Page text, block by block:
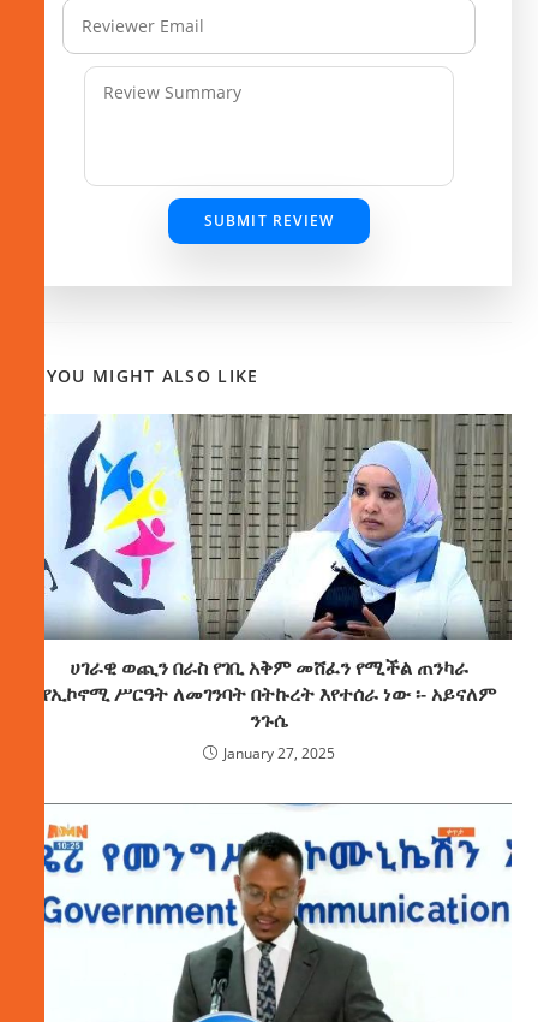
SUBMIT REVIEW
YOU MIGHT ALSO LIKE
ሀገራዊ ወጪን በራስ የገቢ አቅም መሸፈን የሚችል ጠንካራ
የኢኮኖሚ ሥርዓት ለመገንባት በትኩረት እየተሰራ ነው ፡- አይናለም
ንጉሴ
January 27, 2025